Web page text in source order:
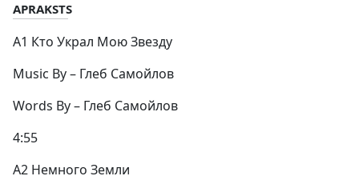
APRAKSTS
A1 Кто Украл Мою Звезду
Music By – Глеб Самойлов
Words By – Глеб Самойлов
4:55
A2 Немного Земли